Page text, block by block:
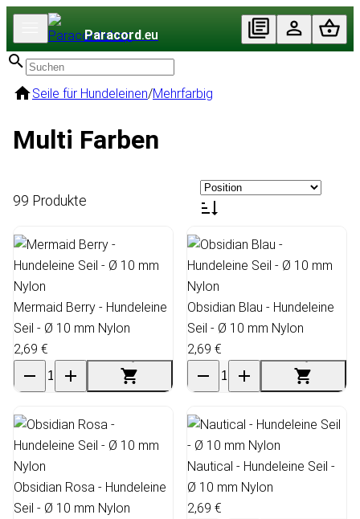
Paracord.eu
Seile für Hundeleinen/Mehrfarbig
Multi Farben
99 Produkte
Mermaid Berry - Hundeleine
Seil - Ø 10 mm Nylon
2,69 €
Obsidian Blau - Hundeleine
Seil - Ø 10 mm Nylon
2,69 €
Obsidian Rosa - Hundeleine
Seil - Ø 10 mm Nylon
Nautical - Hundeleine Seil -
Ø 10 mm Nylon
2,69 €